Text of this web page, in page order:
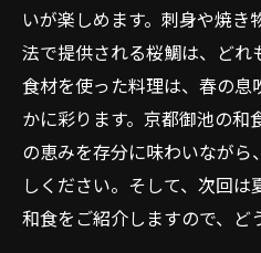
いが楽しめます。刺身や焼き
法で提供される桜鯛は、どれ
食材を使った料理は、春の
かに彩ります。京都御池の和
の恵みを存分に味わいなが
しください。そして、次回
和食をご紹介しますので、ど